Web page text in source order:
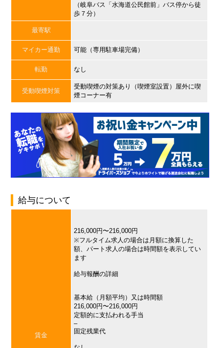
（岐阜バス「水海道公民館前」バス停から徒
歩７分）
最寄駅
マイカー通勤 可能（専用駐車場完備）
転勤 なし
受動喫煙対策
受動喫煙の対策あり（喫煙室設置）屋外に喫
煙コーナー有
給与について
賃金
216,000円〜216,000円
※フルタイム求人の場合は月額に換算した
額、パート求人の場合は時間額を表示してい
ます
給与報酬の詳細
基本給（月額平均）又は時間額
216,000円〜216,000円
定額的に支払われる手当
–
固定残業代